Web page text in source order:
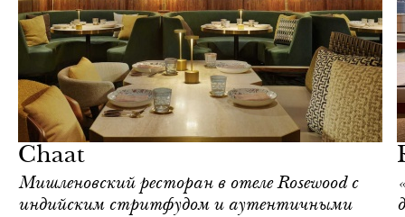
Chaat
Мишленовский ресторан в отеле Rosewood с
индийским стритфудом и аутентичными